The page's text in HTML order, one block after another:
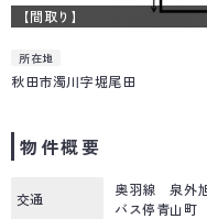
【間取り】
所在地
秋田市濁川字堀尾田
物件概要
交通
奥羽線 泉外
バス停青山